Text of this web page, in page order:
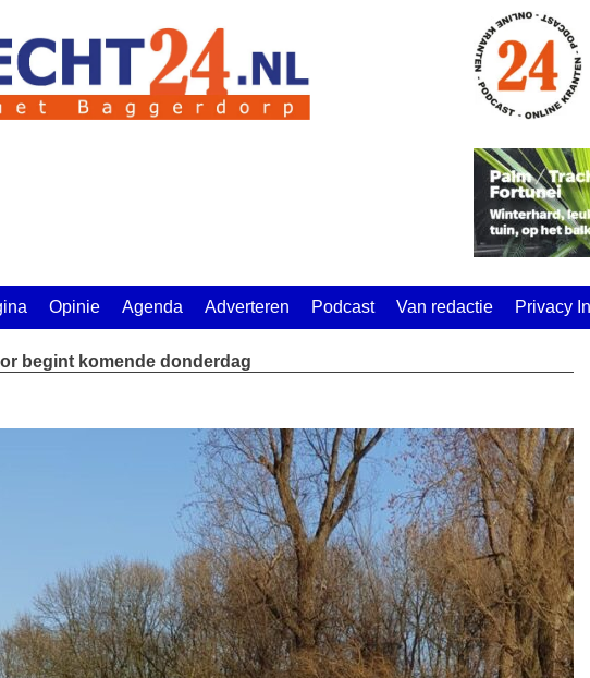
Opinie Agenda Adverteren Podcast Van redactie Privacy
begint komende donderdag